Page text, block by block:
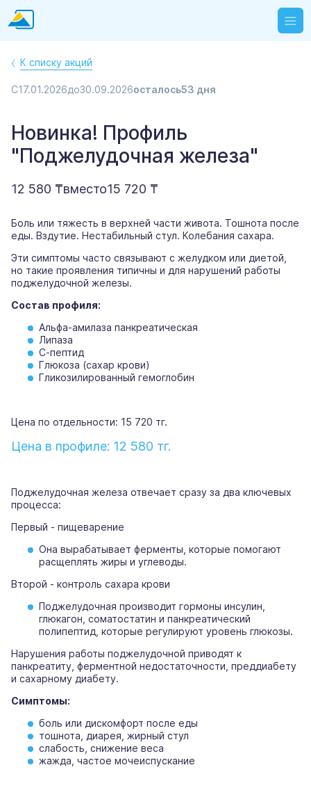
К списку акций
С17.01.2026до30.09.2026 53 дня
осталось
Новинка! Профиль
"Поджелудочная железа"
12 580 ₸вместо15 720 ₸
Боль или тяжесть в верхней части живота. Тошнота после
еды. Вздутие. Нестабильный стул. Колебания сахара.
Эти симптомы часто связывают с желудком или диетой,
но такие проявления типичны и для нарушений работы
поджелудочной железы.
Состав профиля:
Альфа-амилаза панкреатическая
Липаза
С-пептид
Глюкоза (сахар крови)
Гликозилированный гемоглобин
Цена по отдельности: 15 720 тг.
Цена в профиле: 12 580 тг.
Поджелудочная железа отвечает сразу за два ключевых
процесса:
Первый - пищеварение
Она вырабатывает ферменты, которые помогают
расщеплять жиры и углеводы.
Второй - контроль сахара крови
Поджелудочная производит гормоны инсулин,
глюкагон, соматостатин и панкреатический
полипептид, которые регулируют уровень глюкозы.
Нарушения работы поджелудочной приводят к
панкреатиту, ферментной недостаточности, преддиабету
и сахарному диабету.
Симптомы:
боль или дискомфорт после еды
тошнота, диарея, жирный стул
слабость, снижение веса
жажда, частое мочеиспускание